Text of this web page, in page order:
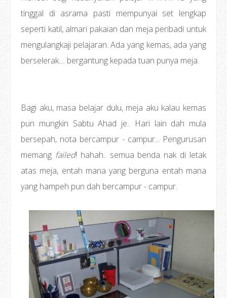
tinggal di asrama pasti mempunyai set lengkap
seperti katil, almari pakaian dan meja peribadi untuk
mengulangkaji pelajaran. Ada yang kemas, ada yang
berselerak.... bergantung kepada tuan punya meja.
Bagi aku, masa belajar dulu, meja aku kalau kemas
pun mungkin Sabtu Ahad je.. Hari lain dah mula
bersepah, nota bercampur - campur... Pengurusan
memang failed! hahah.. semua benda nak di letak
atas meja, entah mana yang berguna entah mana
yang hampeh pun dah bercampur - campur.